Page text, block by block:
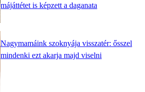
májáttétet is képzett a daganata
Nagymamáink szoknyája visszatér: ősszel
mindenki ezt akarja majd viselni